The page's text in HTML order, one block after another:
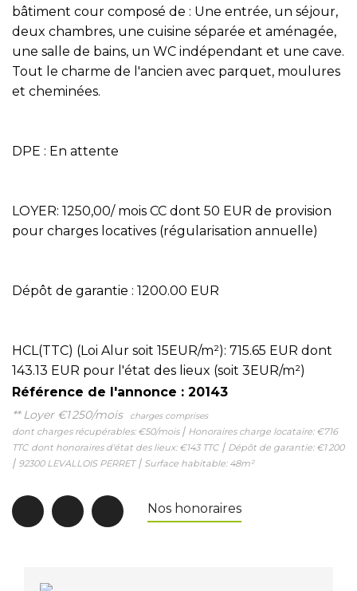
bâtiment cour composé de : Une entrée, un séjour,
deux chambres, une cuisine séparée et aménagée,
une salle de bains, un WC indépendant et une cave.
Tout le charme de l'ancien avec parquet, moulures
et cheminées.
DPE : En attente
LOYER: 1250,00/ mois CC dont 50 EUR de provision
pour charges locatives (régularisation annuelle)
Dépôt de garantie : 1200.00 EUR
HCL(TTC) (Loi Alur soit 15EUR/m²): 715.65 EUR dont
143.13 EUR pour l'état des lieux (soit 3EUR/m²)
Référence de l'annonce : 20143
**Loyer €1 250/mois charges comprises
dont charges récupérables: €50/mois | Honoraires charge locataire: €716
TTC dont honoraires d'état des lieux: €143 TTC| Dépôt de garantie: €1 200
| 92300 LEVALLOIS PERRET| Surface habitable: 48m²
Nos honoraires